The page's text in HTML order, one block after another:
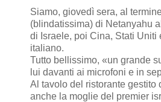
Siamo, giovedì sera, al
(blindatissima) di Netanyahu
di Israele, poi Cina, Stati Uniti
italiano.
Tutto bellissimo, «un grande
lui davanti ai microfoni e in
Al tavolo del ristorante gestito
anche la moglie del premier